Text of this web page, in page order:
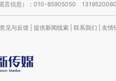
言信息）：010-85905050
意见与反馈 提供新闻线索 联系我们 友情